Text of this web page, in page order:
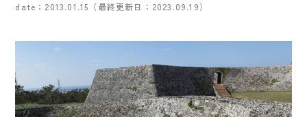
date：2013.01.15（最終更新日：2023.09.19）